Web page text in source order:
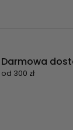
Darmowa
od 300 zł